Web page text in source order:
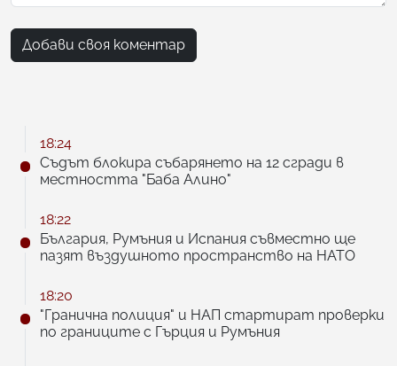
Добави своя коментар
18:24
Съдът блокира събарянето на 12 сгради в
местността "Баба Алино"
18:22
България, Румъния и Испания съвместно ще
пазят въздушното пространство на НАТО
18:20
"Гранична полиция" и НАП стартират проверки
по границите с Гърция и Румъния